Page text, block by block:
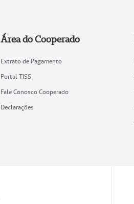
Área do Cooperado
Extrato de Pagamento
Portal TISS
Fale Conosco Cooperado
Declarações